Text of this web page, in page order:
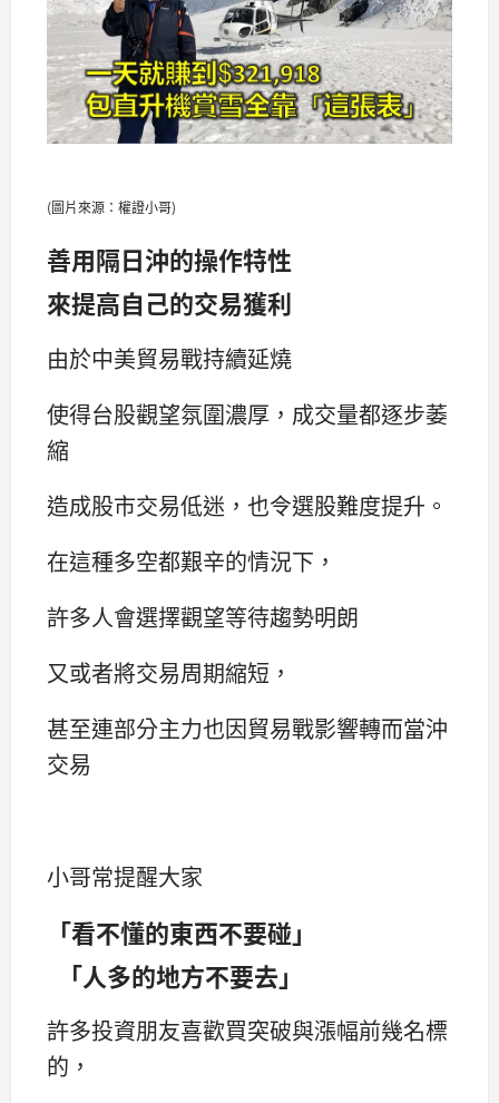
(圖片來源：權證小哥)
善用隔日沖的操作特性
來提高自己的交易獲利
由於中美貿易戰持續延燒
使得台股觀望氛圍濃厚，成交量都逐步萎
縮
造成股市交易低迷，也令選股難度提升。
在這種多空都艱辛的情況下，
許多人會選擇觀望等待趨勢明朗
又或者將交易周期縮短，
甚至連部分主力也因貿易戰影響轉而當沖
交易
小哥常提醒大家
「看不懂的東西不要碰」
「人多的地方不要去」
許多投資朋友喜歡買突破與漲幅前幾名標
的，